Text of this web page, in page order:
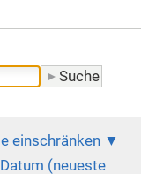
einschränken
Datum (neueste